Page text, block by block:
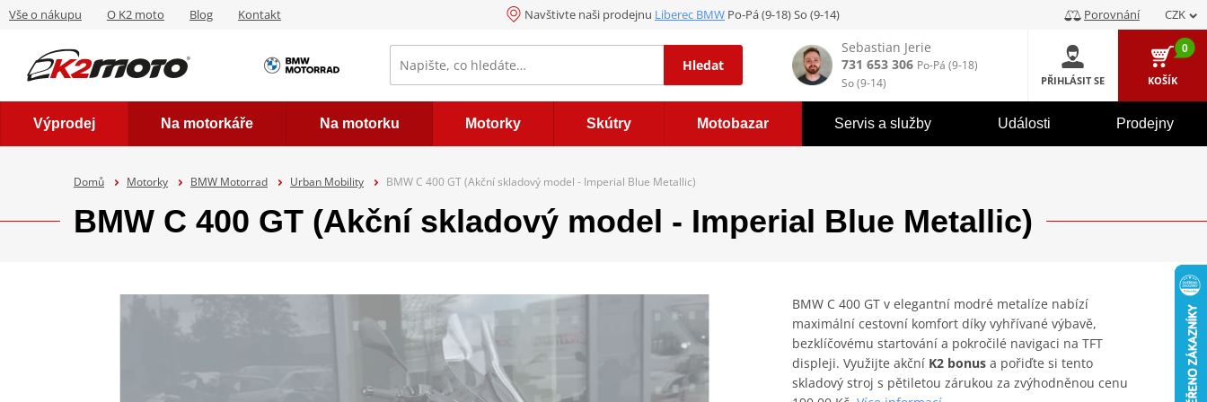
Vše o nákupu O K2 moto Blog Kontakt Navštivte naši prodejnu Liberec BMWPo-Pá (9-18) So (9-14) Porovnání CZK
Hledat
Sebastian Jerie
731 653 306 Po-Pá (9-18)
So (9-14)
PŘIHLÁSIT SE
0
KOŠÍK
Výprodej Na motorkáře Na motorku Motorky Skútry Motobazar Servis a služby Události Prodejny
Domů Motorky BMW Motorrad Urban Mobility BMW C 400 GT (Akční skladový model - Imperial Blue Metallic)
BMW C 400 GT (Akční skladový model - Imperial Blue Metallic)
BMW C 400 GT v elegantní modré metalíze nabízí
maximální cestovní komfort díky vyhřívané výbavě,
bezklíčovému startování a pokročilé navigaci na TFT
displeji. Využijte akční K2 bonus a pořiďte si tento
skladový stroj s pětiletou zárukou za zvýhodněnou cenu